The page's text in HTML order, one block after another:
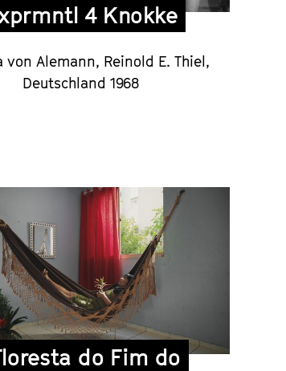
4 Knokke
von Alemann, Reinold E. Thiel,
Deutschland 1968
do Fim do